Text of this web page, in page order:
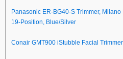
Panasonic ER-BG40-S Trimmer,
19-Position, Blue/Silver
Conair GMT900 iStubble Facial